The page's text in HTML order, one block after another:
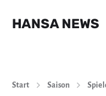
HANSA NEWS
Start Saison